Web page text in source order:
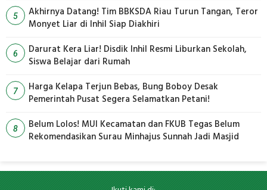
5
Akhirnya Datang! Tim BBKSDA Riau Turun Tangan, Teror
Monyet Liar di Inhil Siap Diakhiri
6
Darurat Kera Liar! Disdik Inhil Resmi Liburkan Sekolah,
Siswa Belajar dari Rumah
7
Harga Kelapa Terjun Bebas, Bung Boboy Desak
Pemerintah Pusat Segera Selamatkan Petani!
8
Belum Lolos! MUI Kecamatan dan FKUB Tegas Belum
Rekomendasikan Surau Minhajus Sunnah Jadi Masjid